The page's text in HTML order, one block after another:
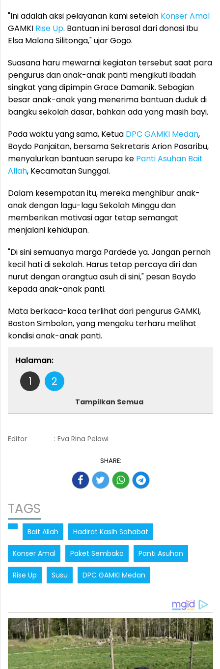
"Ini adalah aksi pelayanan kami setelah Konser Amal
GAMKI Rise Up. Bantuan ini berasal dari donasi Ibu
Elsa Malona Silitonga," ujar Gogo.
Suasana haru mewarnai kegiatan tersebut saat para
pengurus dan anak-anak panti mengikuti ibadah
singkat yang dipimpin Grace Damanik. Sebagian
besar anak-anak yang menerima bantuan duduk di
bangku sekolah dasar, bahkan ada yang masih bayi.
Pada waktu yang sama, Ketua DPC GAMKI Medan,
Boydo Panjaitan, bersama Sekretaris Arion Pasaribu,
menyalurkan bantuan serupa ke Panti Asuhan Bait
Allah, Kecamatan Sunggal.
Dalam kesempatan itu, mereka menghibur anak-
anak dengan lagu-lagu Sekolah Minggu dan
memberikan motivasi agar tetap semangat
menjalani kehidupan.
"Di sini semuanya marga Pardede ya. Jangan pernah
kecil hati di sekolah. Harus tetap percaya diri dan
nurut dengan orangtua asuh di sini," pesan Boydo
kepada anak-anak panti.
Mata berkaca-kaca terlihat dari pengurus GAMKI,
Boston Simbolon, yang mengaku terharu melihat
kondisi anak-anak panti.
Halaman:
1 2
Tampilkan Semua
Editor : Eva Rina Pelawi
SHARE:
TAGS
Bait Allah Hadirat Kasih Sahabat
Konser Amal Paket Sembako Panti Asuhan
Rise Up Susu DPC GAMKI Medan